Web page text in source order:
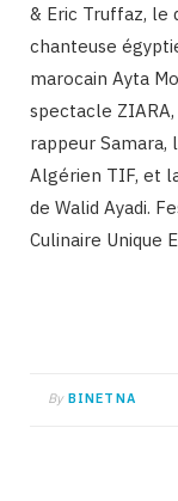
& Eric Truffaz, le
chanteuse
marocain Ayta
spectacle
rappeur Samara,
Algérien TIF, et
de Walid Ayadi.
Culinaire Unique
By BINETNA